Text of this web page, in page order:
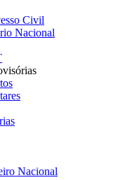
Civil
Nacional
Nacional